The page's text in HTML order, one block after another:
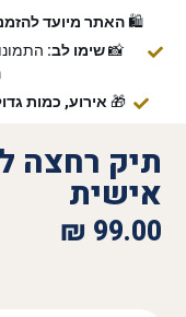
🛍️האתר מיועד
📸שימו לב:
🎁 אירוע, כמות
תיק רחצה
אישית
99.00
₪